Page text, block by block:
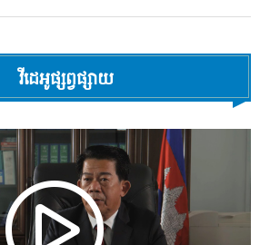
វីដេអូផ្សព្វផ្សាយ